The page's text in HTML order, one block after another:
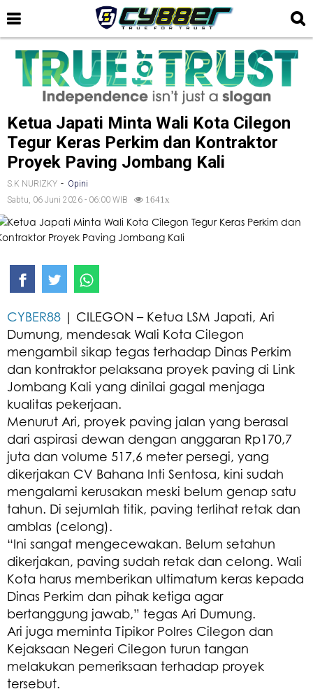
Ketua Japati Minta Wali Kota Cilegon
Tegur Keras Perkim dan Kontraktor
Proyek Paving Jombang Kali
S.K NURIZKY - Opini
Sabtu, 06 Juni 2026 - 06:00 WIB
1641x
CYBER88 | CILEGON – Ketua LSM Japati, Ari
Dumung, mendesak Wali Kota Cilegon
mengambil sikap tegas terhadap Dinas Perkim
dan kontraktor pelaksana proyek paving di Link
Jombang Kali yang dinilai gagal menjaga
kualitas pekerjaan.
Menurut Ari, proyek paving jalan yang berasal
dari aspirasi dewan dengan anggaran Rp170,7
juta dan volume 517,6 meter persegi, yang
dikerjakan CV Bahana Inti Sentosa, kini sudah
mengalami kerusakan meski belum genap satu
tahun. Di sejumlah titik, paving terlihat retak dan
amblas (celong).
“Ini sangat mengecewakan. Belum setahun
dikerjakan, paving sudah retak dan celong. Wali
Kota harus memberikan ultimatum keras kepada
Dinas Perkim dan pihak ketiga agar
bertanggung jawab,” tegas Ari Dumung.
Ari juga meminta Tipikor Polres Cilegon dan
Kejaksaan Negeri Cilegon turun tangan
melakukan pemeriksaan terhadap proyek
tersebut.